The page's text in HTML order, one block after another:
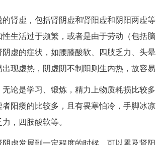
肾虚，包括肾阴虚和肾阳虚和阴阳两虚
生活过于频繁，或者是由于劳动（包括
虚的症状，如腰膝酸软、四肢乏力、头
现虚热，阴虚阴不制阳则生内热，故容易
论是学习、锻炼，精力上物质耗损比较
阳痿的比较多，且有畏寒怕冷，手脚冰
，四肢酸软等。